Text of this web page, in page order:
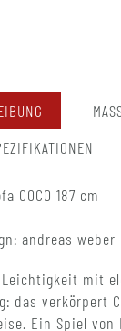
COCO 187 cm
andreas weber
mit
das verkörpert
Ein Spiel von